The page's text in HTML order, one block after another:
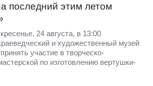
последний этим летом
24 августа, в 13:00
и художественный музей
участие в творческо-
по изготовлению вертушки-